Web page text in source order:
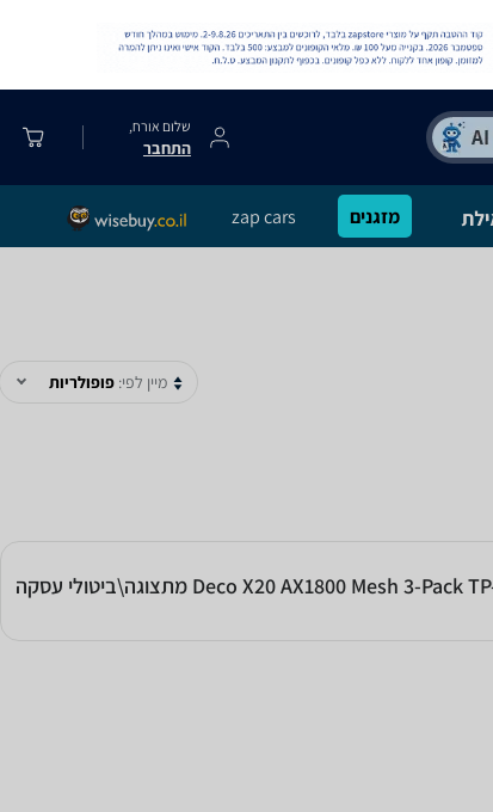
שלום אורח,
התחבר
מזגנים zap cars
מיין לפי: פופולריות